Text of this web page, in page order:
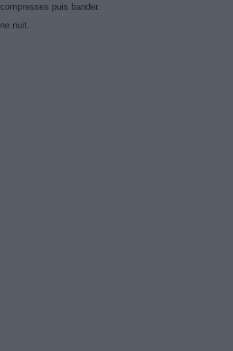
puis bander.
nuit.